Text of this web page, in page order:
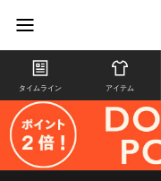
タイムライン アイテム